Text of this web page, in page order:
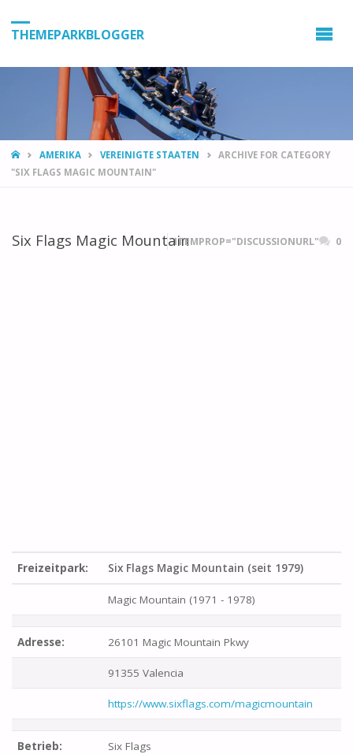
THEMEPARKBLOGGER
HOMEAMERIKA VEREINIGTE STAATEN
ARCHIVE FOR CATEGORY
"SIX FLAGS MAGIC MOUNTAIN"
Six Flags Magic MountainITEMPROP="DISCUSSIONURL" 0
Freizeitpark: Six Flags Magic Mountain (seit 1979)
Magic Mountain (1971 - 1978)
Adresse: 26101 Magic Mountain Pkwy
91355 Valencia
https://www.sixflags.com/magicmountain
Betrieb: Six Flags